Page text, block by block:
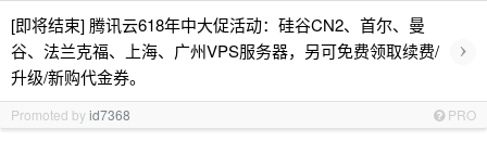
[即将结束] 腾讯云618年中大促活动：硅谷CN2、首尔、曼
谷、法兰克福、上海、广州VPS服务器，另可免费领取续费/
升级/新购代金券。
›
Promoted byid7368 PRO